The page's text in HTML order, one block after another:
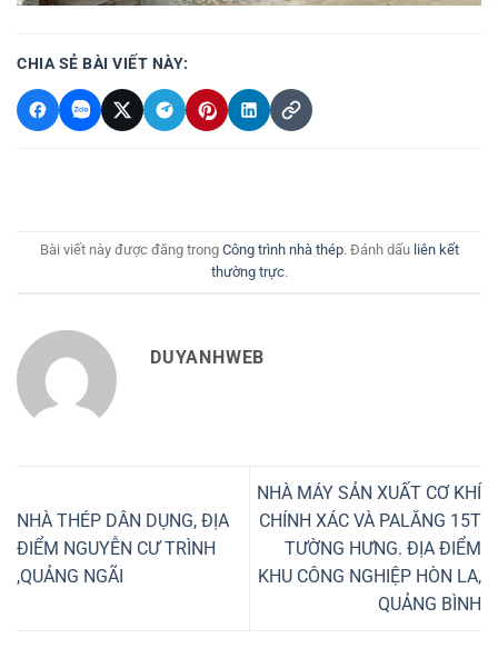
CHIA SẺ BÀI VIẾT NÀY:
Bài viết này được đăng trong Công trình nhà thép. Đánh dấu liên kết
thường trực.
DUYANHWEB
NHÀ THÉP DÂN DỤNG, ĐỊA
ĐIỂM NGUYỄN CƯ TRÌNH
,QUẢNG NGÃI
NHÀ MÁY SẢN XUẤT CƠ KHÍ
CHÍNH XÁC VÀ PALĂNG 15T
TƯỜNG HƯNG. ĐỊA ĐIỂM
KHU CÔNG NGHIỆP HÒN LA,
QUẢNG BÌNH